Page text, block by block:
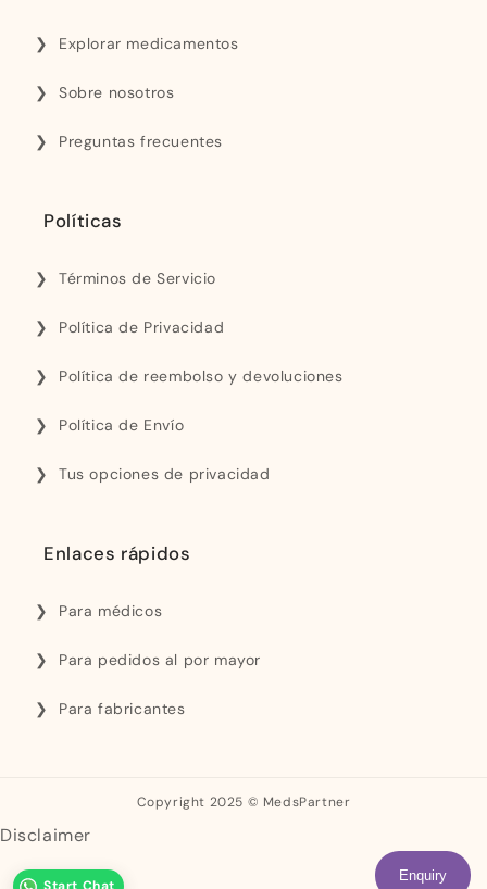
Enquiry
Explorar medicamentos
Sobre nosotros
Preguntas frecuentes
Políticas
Términos de Servicio
Política de Privacidad
Política de reembolso y devoluciones
Política de Envío
Tus opciones de privacidad
Enlaces rápidos
Para médicos
Para pedidos al por mayor
Para fabricantes
Copyright 2025 © MedsPartner
Disclaimer